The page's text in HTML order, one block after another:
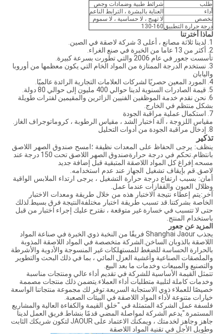
طلب
شرائط طبية وضمادات وجص
أداء
العناية بالبشرة ، الترابط الناعم
تخصص
لا تهيج ، لا حساسية ، لا سموم
درجة حرارة التطبيق130-160
لماذا أخترتنا
1. لدينا ثلاثة مصانع ، أعلى 3 شركة لاصقة في الصين.
2. أكثر من 13 عاما من الخبرة في صنع الغراء.
تأسست جعور في عام 2006 والتي تطورت بسرعة كبيرة.
3. نستخدم الدرجة الممتازة من المواد الخام التي يكون معظمها من أوروبا
واليابان
4. المورد المعين حصريًا لشركات العلامات التجارية الرائدة عالميًا.
5. قيمة الصادرات السنوية لدينا حوالي 400 مليون إلى حوالي 80 دولة.
6. نحن نقدم خدمة الموظفين الفنيين الزائرين والمقيمين لفترات طويلة
بشكل منتظم في الخارج.
7. استكمال عملية مراقبة الجودة
مقياس اللزوجة ، آلة اختبار الشد ، مقياس الرطوبة ، كروماتوجراف الغاز.
8. إدخال مراقبة الجودة من أدوات التحليل
تذكير
ينظف: يرجى الحفاظ على المعدات نظيفة ؛امسح صندوق الصهر اللاصق
بانتظام.تحكم في درجة حرارة
صندوق الصهر اللاصق تحت 150 درجة عند
مسحه.إفراغ كل المواد اللاصقة المتبقية قبل إضافة جديد
لاصق.قم بإيقاف تشغيل الجهاز عند عدم استخدامه.
أمان: بسبب ارتفاع درجة حرارة التشغيل ، يرجى ارتداء الملابس الواقية
وظلال العيون والقفازات عندما عمل.
آخر:يتم إعطاء نتيجة الاختبار هذه من خلال طريقة ومعدات الاختبار
الخاصة بشركتنا.قد تسبب طريقة اختبار مختلفةالنتيجة فرق بسيط.لذلك
حتى لا تتسبب في خسارة غير متوقعة ، نقترح عليك إجراء اختبار من قبل
باستخدام المنتج.
المزيد عن جعور
يجذب Shanghai Jaour فريقًا من النخبة ذوي الخبرة في صناعة المواد
اللاصقة بالذوبان الساخن.الشركة متخصصة في المواد اللاصقة المذوبة
بالحرارة الحساسة للضغط للمستهلكات غير المنسوجة والأدوية والأشرطة
والملصقات الصناعية وأغشية العزل المائي ، بما في ذلك البحث والتطوير
والتصنيع والمبيعات وخدمات ما بعد البيع.
تتمثل القيمة الأساسية للشركة في تقديم أداء عالي ومنتجات مناسبة
وخدمات كاملة لتلبية متطلبات أداء العملاء.يتضمن ذلك منتجات مصممة
خصيصًا للعملاء ذوي الاستجابة السريعة.توفر لك مجموعة منتجاتنا الواسعة
خيارات متنوعة لأداء المواد اللاصقة في البيئات الصعبة.
فلسفة عمل الشركة المتمثلة في "خلق القيمة والكفاءة العالية والمشاريع
المستمرة."يدعم الشركة لمواصلة المضي قدمًا بنشاط.فريق العمل لدينا
جاهز وجاهز لخدمتك ، ويمكنك الاعتماد على JAOUR لتكون شريكك الثابت
وطويل الأجل في تقنية المواد اللاصقة